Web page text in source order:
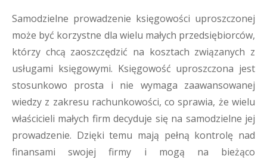
Samodzielne prowadzenie księgowości uproszczonej
może być korzystne dla wielu małych przedsiębiorców,
którzy chcą zaoszczędzić na kosztach związanych z
usługami księgowymi. Księgowość uproszczona jest
stosunkowo prosta i nie wymaga zaawansowanej
wiedzy z zakresu rachunkowości, co sprawia, że wielu
właścicieli małych firm decyduje się na samodzielne jej
prowadzenie. Dzięki temu mają pełną kontrolę nad
finansami swojej firmy i mogą na bieżąco